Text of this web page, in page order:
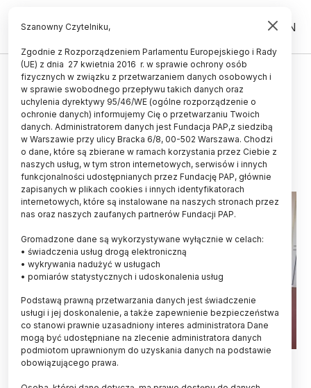
PL EN
MATERIA I ENERGIA
Złoty Medal Chemii przyznany po
raz 14.
12.12.2024
aktualizacja: 12.12.2024
2 minuty czytania
Fot. materiały prasowe
Szanowny Czytelniku,
Zgodnie z Rozporządzeniem Parlamentu Europejskiego i Rady
(UE) z dnia 27 kwietnia 2016 r. w sprawie ochrony osób
fizycznych w związku z przetwarzaniem danych osobowych i
w sprawie swobodnego przepływu takich danych oraz
uchylenia dyrektywy 95/46/WE (ogólne rozporządzenie o
ochronie danych) informujemy Cię o przetwarzaniu Twoich
danych. Administratorem danych jest Fundacja PAP,z siedzibą
w Warszawie przy ulicy Bracka 6/8, 00-502 Warszawa. Chodzi
o dane, które są zbierane w ramach korzystania przez Ciebie z
naszych usług, w tym stron internetowych, serwisów i innych
funkcjonalności udostępnianych przez Fundację PAP, głównie
zapisanych w plikach cookies i innych identyfikatorach
internetowych, które są instalowane na naszych stronach przez
nas oraz naszych zaufanych partnerów Fundacji PAP.
Gromadzone dane są wykorzystywane wyłącznie w celach:
• świadczenia usług drogą elektroniczną
• wykrywania nadużyć w usługach
• pomiarów statystycznych i udoskonalenia usług
Podstawą prawną przetwarzania danych jest świadczenie
usługi i jej doskonalenie, a także zapewnienie bezpieczeństwa
co stanowi prawnie uzasadniony interes administratora Dane
mogą być udostępniane na zlecenie administratora danych
podmiotom uprawnionym do uzyskania danych na podstawie
obowiązującego prawa.